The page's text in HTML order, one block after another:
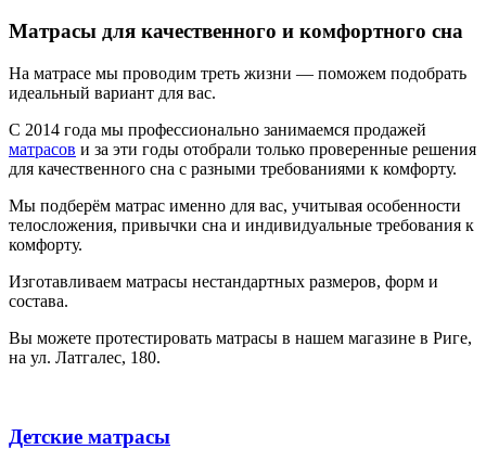
Матрасы для качественного и комфортного сна
На матрасе мы проводим треть жизни — поможем подобрать
идеальный вариант для вас.
С 2014 года мы профессионально занимаемся продажей
матрасов и за эти годы отобрали только проверенные решения
для качественного сна с разными требованиями к комфорту.
Мы подберём матрас именно для вас, учитывая особенности
телосложения, привычки сна и индивидуальные требования к
комфорту.
Изготавливаем матрасы нестандартных размеров, форм и
состава.
Вы можете протестировать матрасы в нашем магазине в Риге,
на ул. Латгалес, 180.
Детские матрасы